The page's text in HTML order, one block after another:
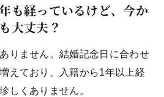
も経っているけど、今か
大丈夫？
りません。結婚記念日に合わせ
えており、入籍から1年以上経
しくありません。